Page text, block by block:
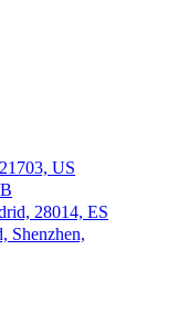
US
28014, ES
Shenzhen,